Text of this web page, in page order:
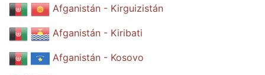
Afganistán - Kirguizistán
Afganistán - Kiribati
Afganistán - Kosovo